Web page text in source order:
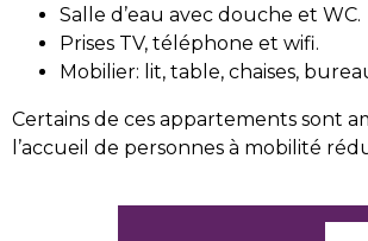
Salle d’eau avec douche et WC.
Prises TV, téléphone et wifi.
Mobilier: lit, table, chaises,
Certains de ces appartements sont
l’accueil de personnes à mobilité